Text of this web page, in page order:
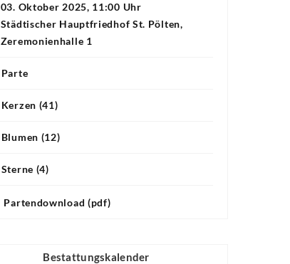
03. Oktober 2025, 11:00 Uhr
Städtischer Hauptfriedhof St. Pölten,
Zeremonienhalle 1
Parte
Kerzen (41)
Blumen (12)
Sterne (4)
Partendownload (pdf)
Bestattungskalender